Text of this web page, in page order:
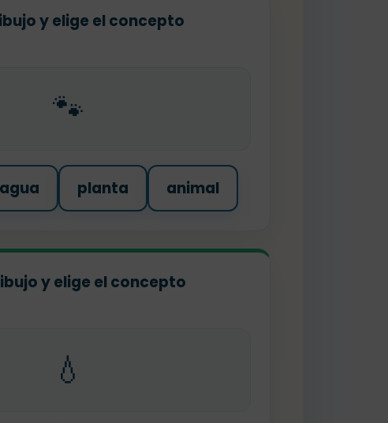
y elige el concepto
🐾
agua planta animal
y elige el concepto
💧